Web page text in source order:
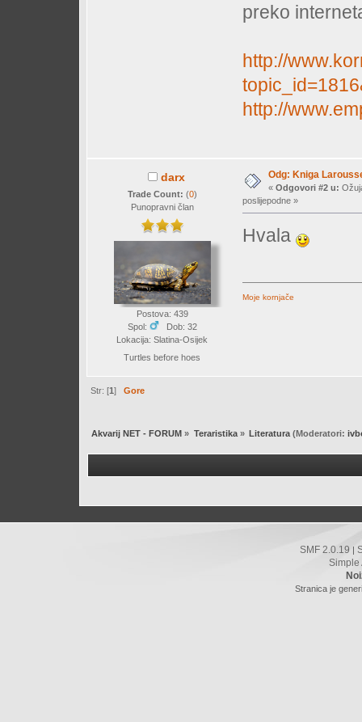
preko
http://
http://
darx
Trade Count: (0)
Punopravni član
Postova: 439
Spol:
Dob: 32
Lokacija: Slatina-Osijek
Turtles before hoes
Odg: Kniga
« Odgovori #2 u:
poslijepodne »
Hvala
Moje kornjače
Str: [1]Gore
Akvarij NET - FORUM » Teraristika» Literatura (Moderatori:
SMF 2.0.19 |
Simple
Stranica je